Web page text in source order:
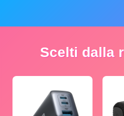
Scelti dalla